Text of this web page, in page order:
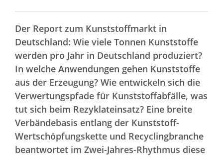
Der Report zum Kunststoffmarkt in
Deutschland: Wie viele Tonnen Kunststoffe
werden pro Jahr in Deutschland produziert?
In welche Anwendungen gehen Kunststoffe
aus der Erzeugung? Wie entwickeln sich die
Verwertungspfade für Kunststoffabfälle, was
tut sich beim Rezyklateinsatz? Eine breite
Verbändebasis entlang der Kunststoff-
Wertschöpfungskette und Recyclingbranche
beantwortet im Zwei-Jahres-Rhythmus diese